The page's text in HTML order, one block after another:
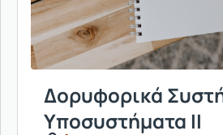
Δορυφορικά
Υποσυστήματα ΙΙ